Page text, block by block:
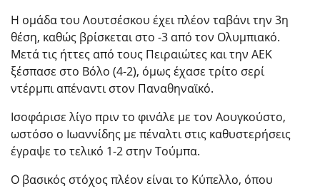
Η ομάδα του Λουτσέσκου έχει πλέον ταβάνι την 3η
θέση, καθώς βρίσκεται στο -3 από τον Ολυμπιακό.
Μετά τις ήττες από τους Πειραιώτες και την ΑΕΚ
ξέσπασε στο Βόλο (4-2), όμως έχασε τρίτο σερί
ντέρμπι απέναντι στον Παναθηναϊκό.
Ισοφάρισε λίγο πριν το φινάλε με τον Αουγκούστο,
ωστόσο ο Ιωαννίδης με πέναλτι στις καθυστερήσεις
έγραψε το τελικό 1-2 στην Τούμπα.
Ο βασικός στόχος πλέον είναι το Κύπελλο, όπου